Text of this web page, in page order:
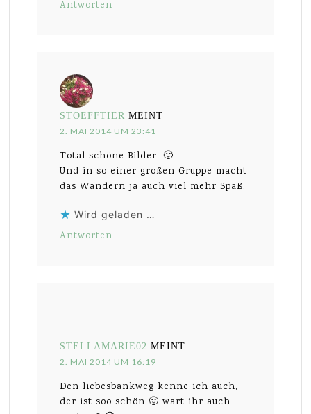
Antworten
STOEFFTIER MEINT
2. MAI 2014 UM 23:41
Total schöne Bilder. 🙂
Und in so einer großen Gruppe macht
das Wandern ja auch viel mehr Spaß.
Wird geladen …
Antworten
STELLAMARIE02 MEINT
2. MAI 2014 UM 16:19
Den liebesbankweg kenne ich auch,
der ist soo schön 🙂 wart ihr auch